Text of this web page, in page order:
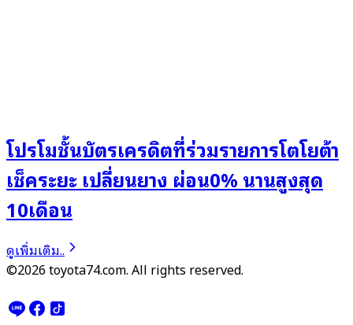
โปรโมชั้นบัตรเครดิตที่ร่วมรายการโตโยต้า
เช็คระยะ เปลี่ยนยาง ผ่อน0% นานสูงสุด
10เดือน
ดูเพิ่มเติม..
©2026 toyota74.com. All rights reserved.